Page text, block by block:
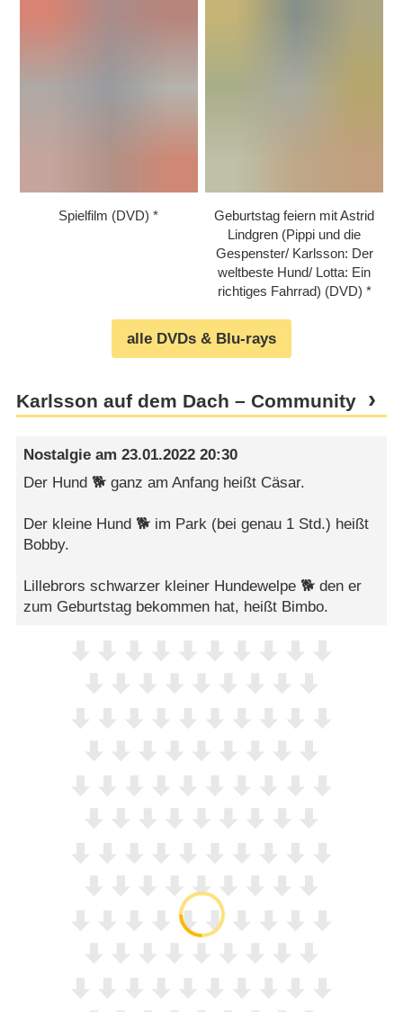
Spielfilm (DVD)
Geburtstag feiern mit Astrid
Lindgren (Pippi und die
Gespenster/​​ Karlsson: Der
weltbeste Hund/​​ Lotta: Ein
richtiges Fahrrad) (DVD)
alle DVDs & Blu-rays
Karlsson auf dem Dach – Community
Nostalgie am23.01.2022 20:30
Der Hund 🐕 ganz am Anfang heißt Cäsar.
Der kleine Hund 🐕 im Park (bei genau 1 Std.) heißt
Bobby.
Lillebrors schwarzer kleiner Hundewelpe 🐕 den er
zum Geburtstag bekommen hat, heißt Bimbo.